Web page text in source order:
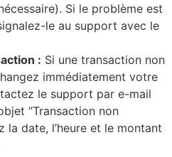
Si le problème est
le au support avec le
: Si une transaction non
immédiatement votre
le support par e-mail
“Transaction non
la date, l’heure et le montant